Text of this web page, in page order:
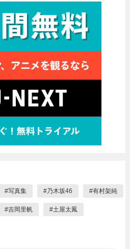
#写真集 #乃木坂46 #有村架純
#吉岡里帆 #土屋太鳳